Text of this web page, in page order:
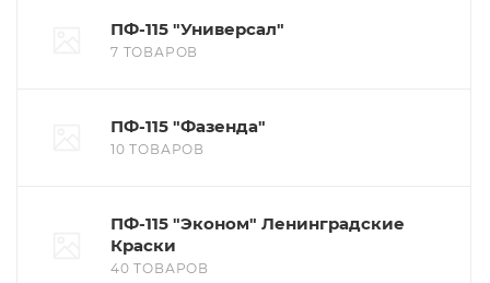
ПФ-115 "Универсал"
7 ТОВАРОВ
ПФ-115 "Фазенда"
10 ТОВАРОВ
ПФ-115 "Эконом" Ленинградские
Краски
40 ТОВАРОВ